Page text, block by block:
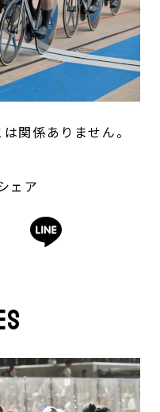
関係ありません。
ェア